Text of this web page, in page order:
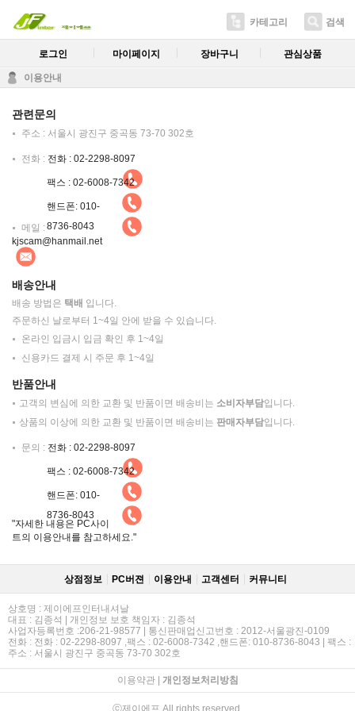
카테고리 검색
로그인 마이페이지 장바구니 관심상품
이용안내
관련문의
주소 : 서울시 광진구 중곡동 73-70 302호
전화 : 전화 : 02-2298-8097
팩스 : 02-6008-7342
핸드폰: 010-
8736-8043
메일 :
kjscam@hanmail.net
배송안내
배송 방법은 택배 입니다.
주문하신 날로부터 1~4일 안에 받을 수 있습니다.
온라인 입금시 입금 확인 후 1~4일
신용카드 결제 시 주문 후 1~4일
반품안내
고객의 변심에 의한 교환 및 반품이면 배송비는 소비자부담입니다.
상품의 이상에 의한 교환 및 반품이면 배송비는 판매자부담입니다.
문의 : 전화 : 02-2298-8097
팩스 : 02-6008-7342
핸드폰: 010-
8736-8043
"자세한 내용은 PC사이
트의 이용안내를 참고하세요."
상점정보 PC버젼 이용안내 고객센터 커뮤니티
상호명 : 제이에프인터내셔날
대표 : 김종석 | 개인정보 보호 책임자 : 김종석
사업자등록번호 :206-21-98577 | 통신판매업신고번호 : 2012-서울광진-0109
전화 : 전화 : 02-2298-8097 ,팩스 : 02-6008-7342 ,핸드폰: 010-8736-8043 | 팩스 :
주소 : 서울시 광진구 중곡동 73-70 302호
이용약관| 개인정보처리방침
ⓒ제이에프 All rights reserved.